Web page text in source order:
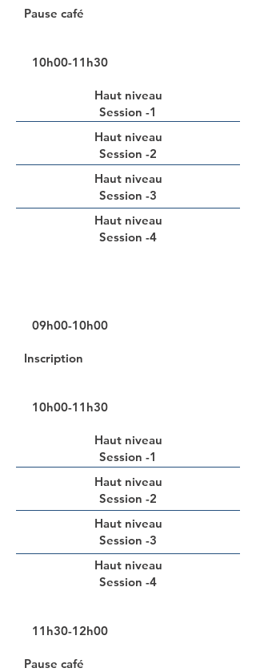
Pause café
10h00-11h30
Haut niveau
Session -1
Haut niveau
Session -2
Haut niveau
Session -3
Haut niveau
Session -4
09h00-10h00
Inscription
10h00-11h30
Haut niveau
Session -1
Haut niveau
Session -2
Haut niveau
Session -3
Haut niveau
Session -4
11h30-12h00
Pause café